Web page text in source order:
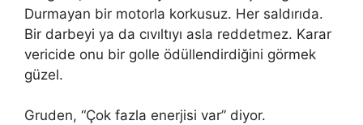
Durmayan bir motorla korkusuz. Her saldırıda.
Bir darbeyi ya da cıvıltıyı asla reddetmez. Karar
vericide onu bir golle ödüllendirdiğini görmek
güzel.
Gruden, “Çok fazla enerjisi var” diyor.